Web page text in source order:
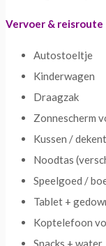
Vervoer & reisroute
Autostoeltje
Kinderwagen
Draagzak
Zonnescherm
Kussen /
Noodtas
Speelgoed /
Tablet +
Koptelefoon
Snacks + water